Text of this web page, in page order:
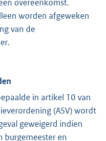
overeenkomst.
worden afgeweken
van de
in artikel 10 van
(ASV) wordt
geweigerd indien
burgemeester en